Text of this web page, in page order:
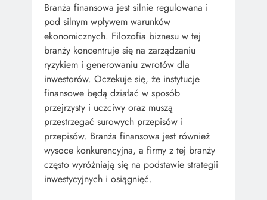
Branża finansowa jest silnie regulowana i
pod silnym wpływem warunków
ekonomicznych. Filozofia biznesu w tej
branży koncentruje się na zarządzaniu
ryzykiem i generowaniu zwrotów dla
inwestorów. Oczekuje się, że instytucje
finansowe będą działać w sposób
przejrzysty i uczciwy oraz muszą
przestrzegać surowych przepisów i
przepisów. Branża finansowa jest również
wysoce konkurencyjna, a firmy z tej branży
często wyróżniają się na podstawie strategii
inwestycyjnych i osiągnięć.